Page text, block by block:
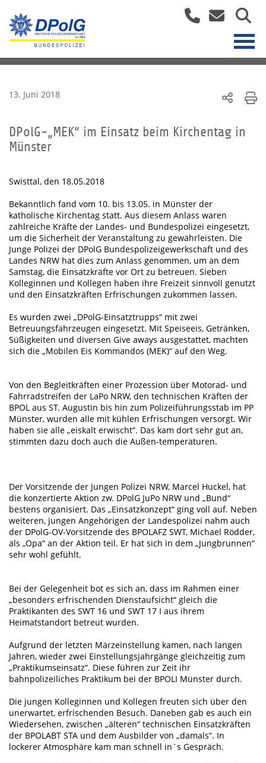
13. Juni 2018
DPolG-„MEK“ im Einsatz beim Kirchentag in
Münster
Swisttal, den 18.05.2018
Bekanntlich fand vom 10. bis 13.05. in Münster der
katholische Kirchentag statt. Aus diesem Anlass waren
zahlreiche Kräfte der Landes- und Bundespolizei eingesetzt,
um die Sicherheit der Veranstaltung zu gewährleisten. Die
Junge Polizei der DPolG Bundespolizeigewerkschaft und des
Landes NRW hat dies zum Anlass genommen, um an dem
Samstag, die Einsatzkräfte vor Ort zu betreuen. Sieben
Kolleginnen und Kollegen haben ihre Freizeit sinnvoll genutzt
und den Einsatzkräften Erfrischungen zukommen lassen.
Es wurden zwei „DPolG-Einsatztrupps“ mit zwei
Betreuungsfahrzeugen eingesetzt. Mit Speiseeis, Getränken,
Süßigkeiten und diversen Give aways ausgestattet, machten
sich die „Mobilen Eis Kommandos (MEK)“ auf den Weg.
Von den Begleitkräften einer Prozession über Motorad- und
Fahrradstreifen der LaPo NRW, den technischen Kräften der
BPOL aus ST. Augustin bis hin zum Polizeiführungsstab im PP
Münster, wurden alle mit kühlen Erfrischungen versorgt. Wir
haben sie alle „eiskalt erwischt“. Das kam dort sehr gut an,
stimmten dazu doch auch die Außen-temperaturen.
Der Vorsitzende der Jungen Polizei NRW, Marcel Huckel, hat
die konzertierte Aktion zw. DPolG JuPo NRW und „Bund“
bestens organisiert. Das „Einsatzkonzept“ ging voll auf. Neben
weiteren, jungen Angehörigen der Landespolizei nahm auch
der DPolG-OV-Vorsitzende des BPOLAFZ SWT, Michael Rödder,
als „Opa“ an der Aktion teil. Er hat sich in dem „Jungbrunnen“
sehr wohl gefühlt.
Bei der Gelegenheit bot es sich an, dass im Rahmen einer
„besonders erfrischenden Dienstaufsicht“ gleich die
Praktikanten des SWT 16 und SWT 17 I aus ihrem
Heimatstandort betreut wurden.
Aufgrund der letzten Märzeinstellung kamen, nach langen
Jahren, wieder zwei Einstellungsjahrgänge gleichzeitig zum
„Praktikumseinsatz“. Diese führen zur Zeit ihr
bahnpolizeiliches Praktikum bei der BPOLI Münster durch.
Die jungen Kolleginnen und Kollegen freuten sich über den
unerwartet, erfrischenden Besuch. Daneben gab es auch ein
Wiedersehen, zwischen „älteren“ technischen Einsatzkräften
der BPOLABT STA und dem Ausbilder von „damals“. In
lockerer Atmosphäre kam man schnell in`s Gespräch.